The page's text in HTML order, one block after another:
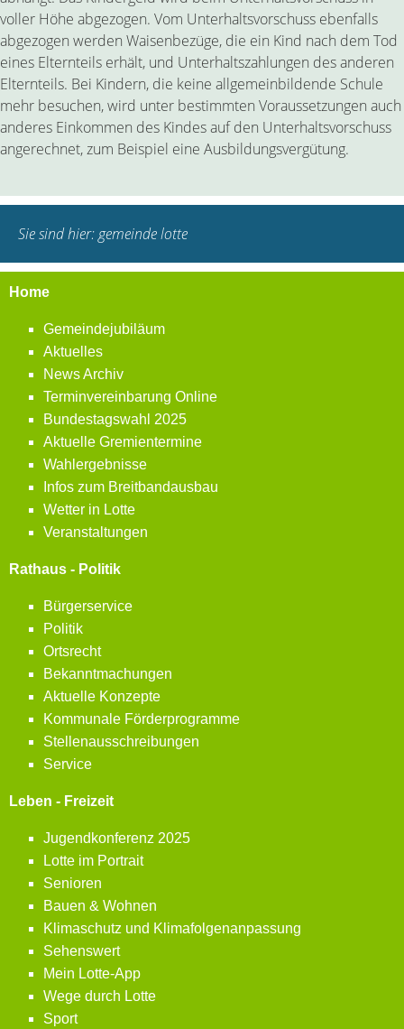
voller Höhe abgezogen. Vom Unterhaltsvorschuss ebenfalls
abgezogen werden Waisenbezüge, die ein Kind nach dem Tod
eines Elternteils erhält, und Unterhaltszahlungen des anderen
Elternteils. Bei Kindern, die keine allgemeinbildende Schule
mehr besuchen, wird unter bestimmten Voraussetzungen auch
anderes Einkommen des Kindes auf den Unterhaltsvorschuss
angerechnet, zum Beispiel eine Ausbildungsvergütung.
Sie sind hier:gemeinde lotte
Home
Gemeindejubiläum
Aktuelles
News Archiv
Terminvereinbarung Online
Bundestagswahl 2025
Aktuelle Gremientermine
Wahlergebnisse
Infos zum Breitbandausbau
Wetter in Lotte
Veranstaltungen
Rathaus - Politik
Bürgerservice
Politik
Ortsrecht
Bekanntmachungen
Aktuelle Konzepte
Kommunale Förderprogramme
Stellenausschreibungen
Service
Leben - Freizeit
Jugendkonferenz 2025
Lotte im Portrait
Senioren
Bauen & Wohnen
Klimaschutz und Klimafolgenanpassung
Sehenswert
Mein Lotte-App
Wege durch Lotte
Sport